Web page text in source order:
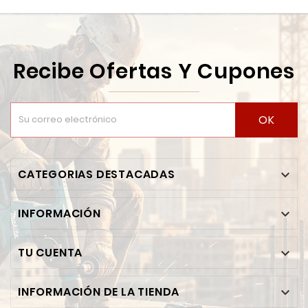
Recibe Ofertas Y Cupones
OK
CATEGORIAS DESTACADAS 
INFORMACIÓN 
TU CUENTA 
INFORMACIÓN DE LA TIENDA 